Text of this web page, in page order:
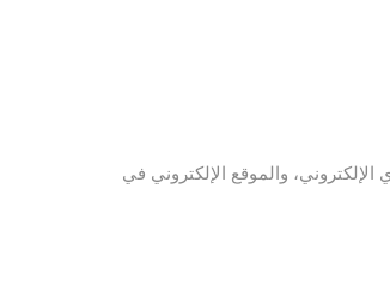
والموقع الإلكتروني في